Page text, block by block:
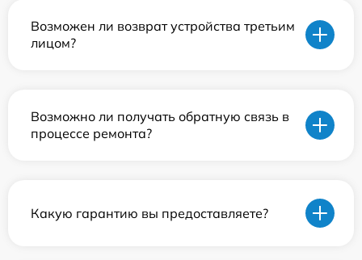
Возможен ли возврат устройства третьим
лицом?
Возможно ли получать обратную связь в
процессе ремонта?
Какую гарантию вы предоставляете?